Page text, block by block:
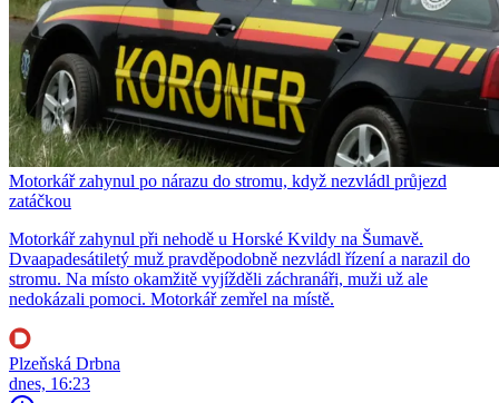
Motorkář zahynul po nárazu do stromu, když nezvládl průjezd
zatáčkou
Motorkář zahynul při nehodě u Horské Kvildy na Šumavě.
Dvaapadesátiletý muž pravděpodobně nezvládl řízení a narazil do
stromu. Na místo okamžitě vyjížděli záchranáři, muži už ale
nedokázali pomoci. Motorkář zemřel na místě.
Plzeňská Drbna
dnes, 16:23